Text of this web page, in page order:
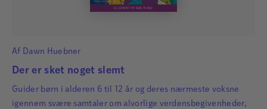
Af Dawn Huebner
Der er sket noget slemt
Guider børn i alderen 6 til 12 år og deres nærmeste voksne
igennem svære samtaler om alvorlige verdensbegivenheder,